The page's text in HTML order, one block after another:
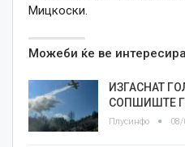
Мицкоски.
Можеби ќе ве интересира
ИЗГАСНАТ
СОПШИШТЕ
Плусинфо